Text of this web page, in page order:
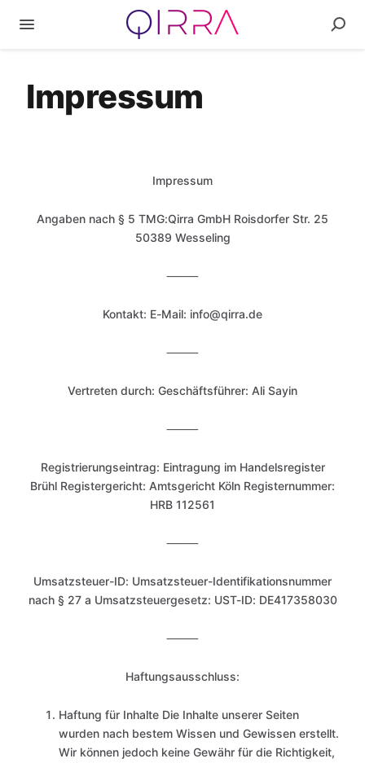
Impressum
Impressum
Angaben nach § 5 TMG:Qirra GmbH Roisdorfer Str. 25
50389 Wesseling
⸻
Kontakt: E-Mail: info@qirra.de
⸻
Vertreten durch: Geschäftsführer: Ali Sayin
⸻
Registrierungseintrag: Eintragung im Handelsregister
Brühl Registergericht: Amtsgericht Köln Registernummer:
HRB 112561
⸻
Umsatzsteuer-ID: Umsatzsteuer-Identifikationsnummer
nach § 27 a Umsatzsteuergesetz: UST-ID: DE417358030
⸻
Haftungsausschluss:
Haftung für Inhalte Die Inhalte unserer Seiten
wurden nach bestem Wissen und Gewissen erstellt.
Wir können jedoch keine Gewähr für die Richtigkeit,